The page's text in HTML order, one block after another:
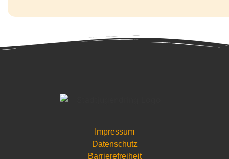
Impressum
Datenschutz
Barrierefreiheit